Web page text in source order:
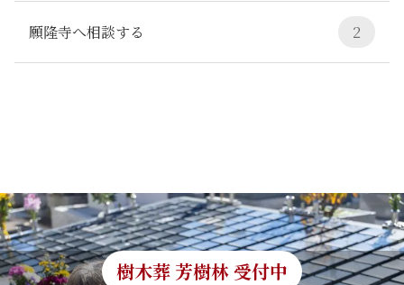
願隆寺へ相談する 2
樹木葬 芳樹林 受付中